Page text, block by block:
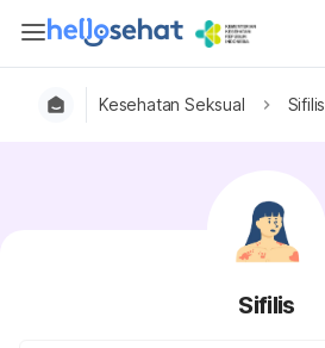
Kesehatan Seksual Sifilis
Sifilis